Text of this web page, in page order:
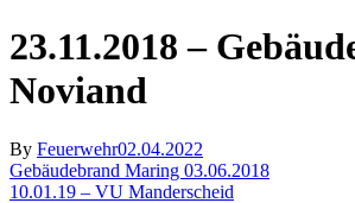
23.11.2018 –
Noviand
By Feuerwehr02.04.2022
Gebäudebrand Maring 03.06.2018
10.01.19 – VU Manderscheid